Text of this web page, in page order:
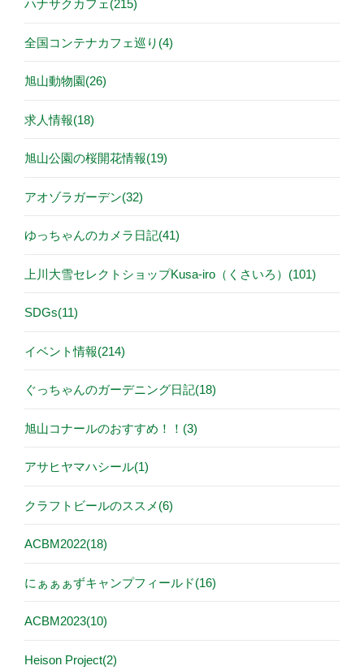
ハナサクカフェ(215)
全国コンテナカフェ巡り(4)
旭山動物園(26)
求人情報(18)
旭山公園の桜開花情報(19)
アオゾラガーデン(32)
ゆっちゃんのカメラ日記(41)
上川大雪セレクトショップKusa-iro（くさいろ）(101)
SDGs(11)
イベント情報(214)
ぐっちゃんのガーデニング日記(18)
旭山コナールのおすすめ！！(3)
アサヒヤマハシール(1)
クラフトビールのススメ(6)
ACBM2022(18)
にぁぁぁずキャンプフィールド(16)
ACBM2023(10)
Heison Project(2)